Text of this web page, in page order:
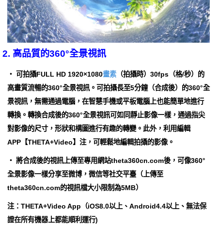
2. 高品質的360°全景視訊
・ 可拍攝FULL HD 1920×1080畫素（拍攝時）30fps（格/秒）的
高畫質流暢的360°全景視訊。可拍攝長至5分鐘（合成後）的360°全
景視訊，無需通過電腦，在智慧手機或平板電腦上也能簡單地進行
轉換。轉換合成後的360°全景視訊可如同靜止影像一樣，通過指尖
對影像的尺寸，形狀和構圖進行有趣的轉變。此外，利用編輯
APP【THETA+Video】注，可輕鬆地編輯拍攝的影像。
・ 將合成後的視訊上傳至專用網站theta360cn.com後，可像360°
全景影像一樣分享至微博，微信等社交平臺（上傳至
theta360cn.com的視訊檔大小限制為5MB）
注：THETA+Video App（iOS8.0以上、Android4.4以上、無法保
證在所有機器上都能順利運行)